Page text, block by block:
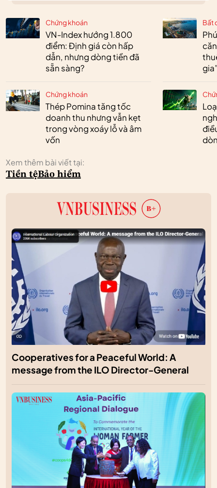
Chứng khoán
VN-Index hướng 1.800
điểm: Định giá còn hấp
dẫn, nhưng dòng tiền đã
sẵn sàng?
Chứng khoán
Thép Pomina tăng tốc
doanh thu nhưng vẫn kẹt
trong vòng xoáy lỗ và âm
vốn
Bất
Xem thêm bài viết tại:
Tiền tệBảo hiểm
Cooperatives for a Peaceful World: A
message from the ILO Director-General